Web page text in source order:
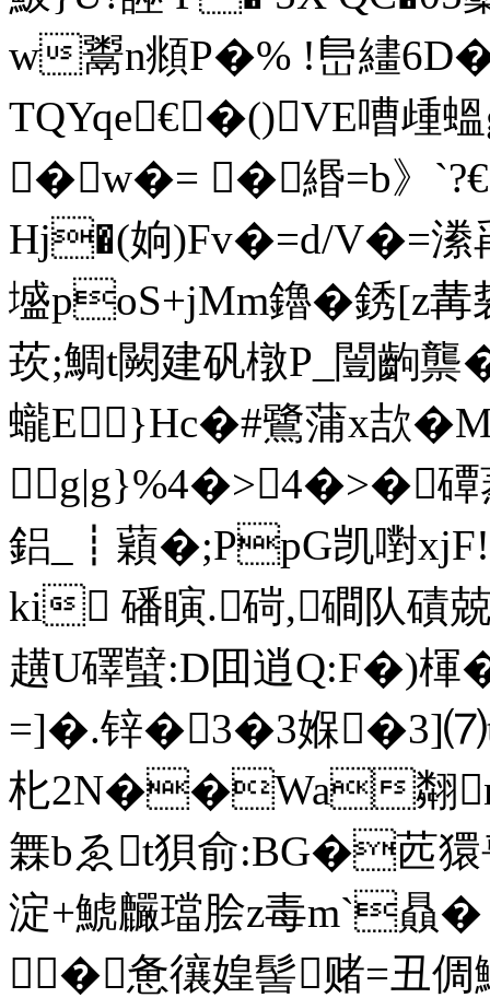
w鬻n頫P�% !峊繣
TQYqe€�()VE嘈 歱
�w�= �緡=b》
Hj�(姠)Fv�=d/V�=潫
墭poS+jMm鑥� 銹[z
莰;鯛t闕建矾橔P_闓齣龒
蠬E }Hc�#鷺蒲x欯
g|g}%4�>4�>�磹
鋁_┋蘔�;PpG凯嚉
ki 磻瞚.碋,磵队磧
趪U礋蠥:D囬逍Q:F�)
=]�.锌�3�3媬
朼2N��Wa翷
橆bゑt狽俞:BG�苉
淀+鯱麣璫脍z毒m`贔�
�惫忀媓髻赌=丑